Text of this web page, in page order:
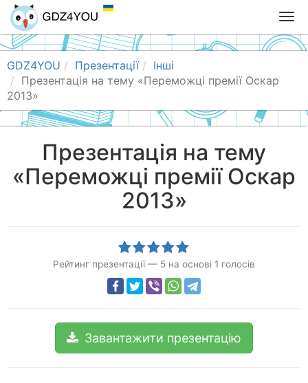
T
o
g
n
a
g
a
GDZ4YOU Презентації
Інші
Презентація на тему «Переможці премії Оскар
2013»
Презентація на тему
«Переможці премії Оскар
2013»
Рейтинг презентації — 5 на основі 1 голосів
Завантажити презентацію